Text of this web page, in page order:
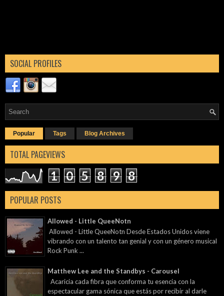
SOCIAL PROFILES
Popular Tags Blog Archives
TOTAL PAGEVIEWS
1 0 5 8 9 8
POPULAR POSTS
Allowed - Little QueeNotn
Allowed - Little QueeNotn Desde Estados Unidos viene
vibrando con un talento tan genial y con un género musical
Rock Punk ...
Matthew Lee and the Standbys - Carousel
Acaricia cada fibra que conforma tu esencia con la
espectacular gama sónica que estás por recibir al darle